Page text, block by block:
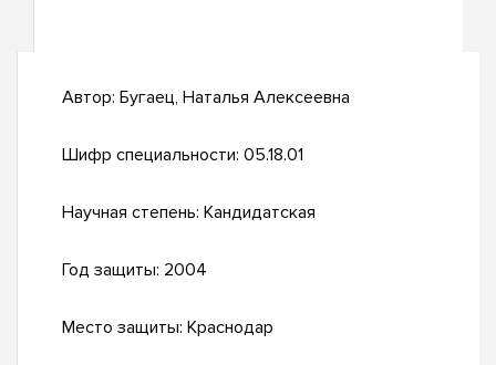
Автор: Бугаец, Наталья Алексеевна
Шифр специальности: 05.18.01
Научная степень: Кандидатская
Год защиты: 2004
Место защиты: Краснодар